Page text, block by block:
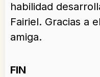
habilidad
Fairiel. Gracias a
amiga.
FIN